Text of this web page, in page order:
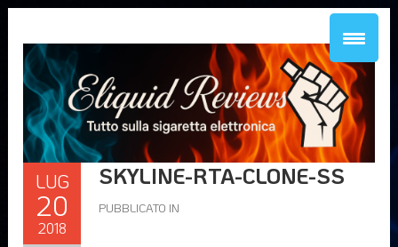
LUG
20
2018
SKYLINE-RTA-CLONE-SS
PUBBLICATO IN